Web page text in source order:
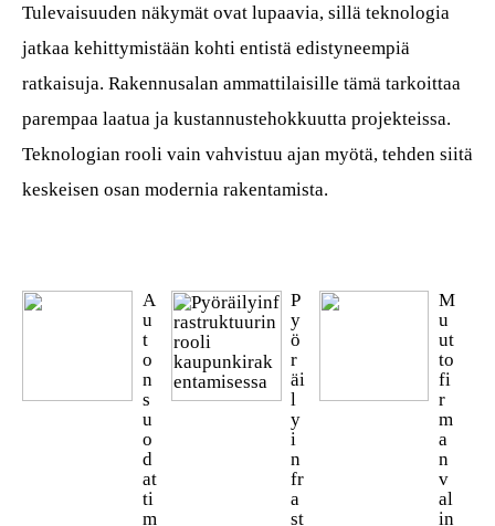
Tulevaisuuden näkymät ovat lupaavia, sillä teknologia
jatkaa kehittymistään kohti entistä edistyneempiä
ratkaisuja. Rakennusalan ammattilaisille tämä tarkoittaa
parempaa laatua ja kustannustehokkuutta projekteissa.
Teknologian rooli vain vahvistuu ajan myötä, tehden siitä
keskeisen osan modernia rakentamista.
A
u
t
o
n
s
u
o
d
at
ti
m
P
y
ö
r
äi
l
y
i
n
fr
a
st
M
u
ut
to
fi
r
m
a
n
v
al
in